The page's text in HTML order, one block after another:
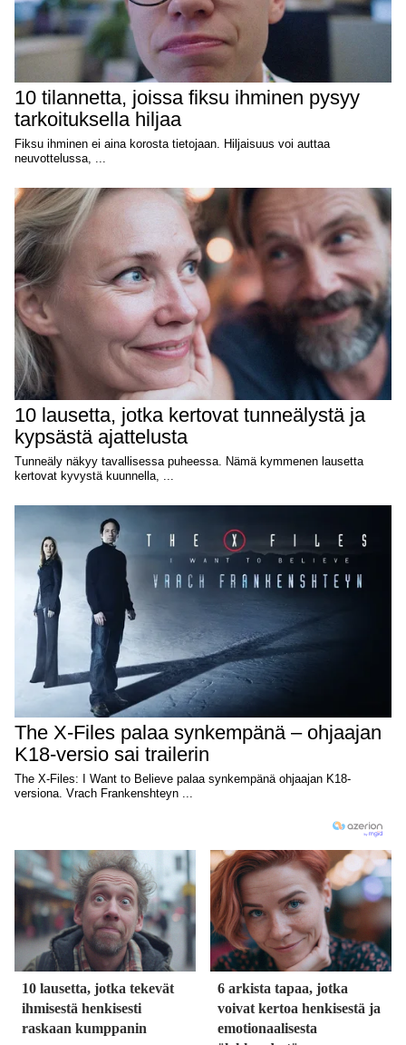
10 lausetta, jotka tekevät
ihmisestä henkisesti
raskaan kumppanin
6 arkista tapaa, jotka
voivat kertoa henkisestä ja
emotionaalisesta